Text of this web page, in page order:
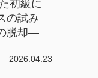
初級に
の試み
脱却—
2026.04.23